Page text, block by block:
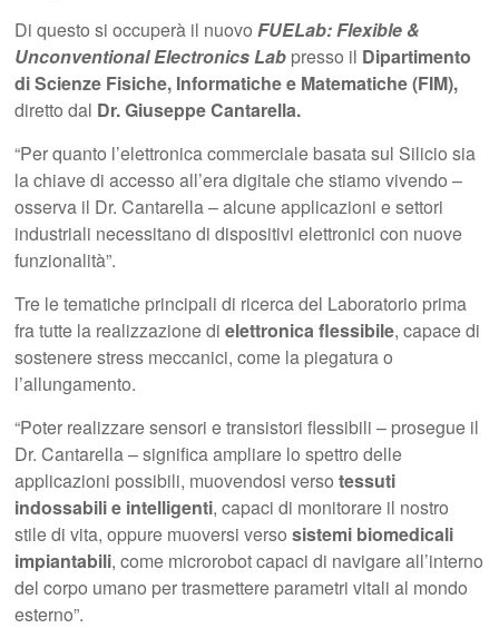
Di questo si occuperà il nuovoFUELab: Flexible &
Unconventional Electronics Lab presso il Dipartimento
di Scienze Fisiche, Informatiche e Matematiche (FIM),
diretto dal Dr. Giuseppe Cantarella.
“Per quanto l’elettronica commerciale basata sul Silicio sia
la chiave di accesso all’era digitale che stiamo vivendo –
osserva il Dr. Cantarella – alcune applicazioni e settori
industriali necessitano di dispositivi elettronici con nuove
funzionalità”.
Tre le tematiche principali di ricerca del Laboratorio prima
fra tutte la realizzazione dielettronica flessibile, capace di
sostenere stress meccanici, come la piegatura o
l’allungamento.
“Poter realizzare sensori e transistori flessibili – prosegue il
Dr. Cantarella – significa ampliare lo spettro delle
applicazioni possibili, muovendosi versotessuti
indossabili e intelligenti, capaci di monitorare il nostro
stile di vita, oppure muoversi versosistemi biomedicali
impiantabili, come microrobot capaci di navigare all’interno
del corpo umano per trasmettere parametri vitali al mondo
esterno”.